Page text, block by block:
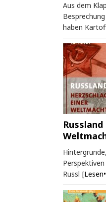
Aus dem
haben
Russl